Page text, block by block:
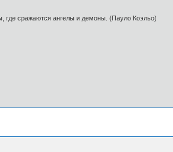
где сражаются ангелы и демоны. (Пауло Коэльо)